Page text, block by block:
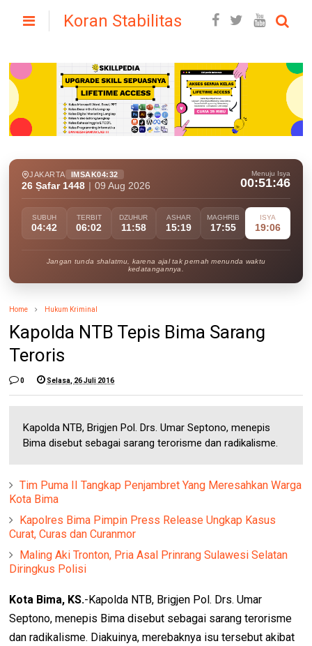
Koran Stabilitas
JAKARTA IMSAK04:32
26 Ṣafar 1448 09 Aug 2026
Menuju Isya
00:51:45
SUBUH
04:42
TERBIT
06:02
DZUHUR
11:58
ASHAR
15:19
MAGHRIB
17:55
ISYA
19:06
Jangan tunda shalatmu, karena ajal tak pernah menunda waktu
kedatangannya.
Home Hukum Kriminal
Kapolda NTB Tepis Bima Sarang
Teroris
0 Selasa, 26 Juli 2016
Kapolda NTB, Brigjen Pol. Drs. Umar Septono, menepis
Bima disebut sebagai sarang terorisme dan radikalisme.
Tim Puma II Tangkap Penjambret Yang Meresahkan Warga
Kota Bima
Kapolres Bima Pimpin Press Release Ungkap Kasus
Curat, Curas dan Curanmor
Maling Aki Tronton, Pria Asal Prinrang Sulawesi Selatan
Diringkus Polisi
Kota Bima, KS.-Kapolda NTB, Brigjen Pol. Drs. Umar
Septono, menepis Bima disebut sebagai sarang terorisme
dan radikalisme. Diakuinya, merebaknya isu tersebut akibat